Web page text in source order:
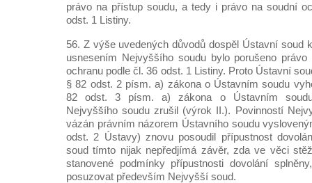
právo na přístup soudu, a tedy i právo na soudní
odst. 1 Listiny.
56. Z výše uvedených důvodů dospěl Ústavní soud
usnesením Nejvyššího soudu bylo porušeno
ochranu podle čl. 36 odst. 1 Listiny. Proto Ústavní
§ 82 odst. 2 písm. a) zákona o Ústavním soudu
82 odst. 3 písm. a) zákona o Ústavním soudu
Nejvyššího soudu zrušil (výrok II.). Povinností
vázán právním názorem Ústavního soudu
odst. 2 Ústavy) znovu posoudil přípustnost
soud tímto nijak nepředjímá závěr, zda ve věci
stanovené podmínky přípustnosti dovolání
posuzovat především Nejvyšší soud.